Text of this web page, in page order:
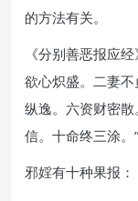
的方法有关。
《分别善恶报应
欲心炽盛。二妻
纵逸。六资财密
信。十命终三涂。”
邪婬有十种果报：